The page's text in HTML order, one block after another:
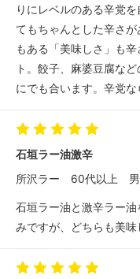
りにレベルのある辛党
てもちゃんとした辛さ
もある「美味しさ」も
ト。餃子、麻婆豆腐な
にでも合います。辛党な
石垣ラー油激辛
所沢ラー
60代以上
石垣ラー油と激辛ラー
みですが、どちらも美味